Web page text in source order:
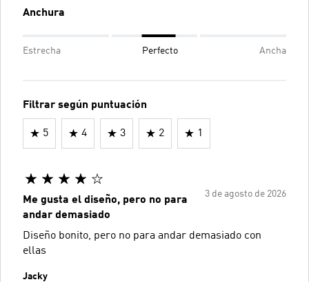
Anchura
Estrecha Perfecto Ancha
Filtrar según puntuación
5 4 3 2 1
3 de agosto de 2026
Me gusta el diseño, pero no para
andar demasiado
Diseño bonito, pero no para andar demasiado con
ellas
Jacky